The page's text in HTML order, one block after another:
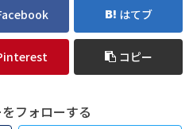
はてブ
コピー
フォローする